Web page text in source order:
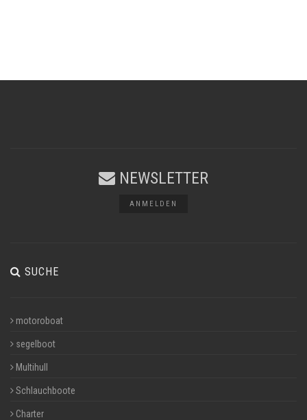
NEWSLETTER
ANMELDEN
SUCHE
motoroboat
segelboot
Multihull
Schlauchboote
Charter